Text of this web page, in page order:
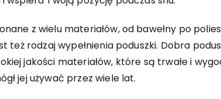
z wielu materiałów, od bawełny po
też rodzaj wypełnienia poduszki. Dobra
jakości materiałów, które są trwałe i
jej używać przez wiele lat.